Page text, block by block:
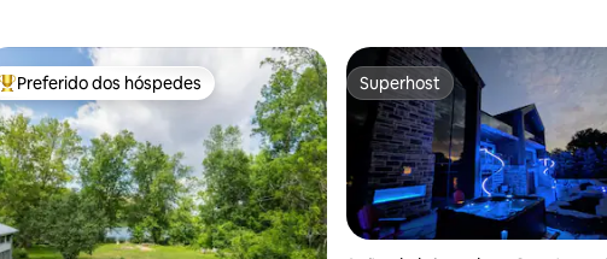
Entre os melhores preferidos dos hóspedes
Preferido dos hóspedes Superhost
Superhost